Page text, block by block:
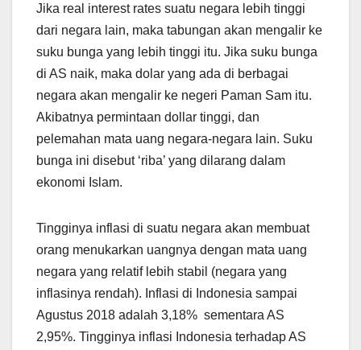
Jika real interest rates suatu negara lebih tinggi
dari negara lain, maka tabungan akan mengalir ke
suku bunga yang lebih tinggi itu. Jika suku bunga
di AS naik, maka dolar yang ada di berbagai
negara akan mengalir ke negeri Paman Sam itu.
Akibatnya permintaan dollar tinggi, dan
pelemahan mata uang negara-negara lain. Suku
bunga ini disebut ‘riba’ yang dilarang dalam
ekonomi Islam.
Tingginya inflasi di suatu negara akan membuat
orang menukarkan uangnya dengan mata uang
negara yang relatif lebih stabil (negara yang
inflasinya rendah). Inflasi di Indonesia sampai
Agustus 2018 adalah 3,18% sementara AS
2,95%. Tingginya inflasi Indonesia terhadap AS